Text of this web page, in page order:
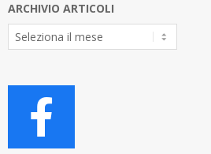
ARCHIVIO ARTICOLI
Archivio
Articoli